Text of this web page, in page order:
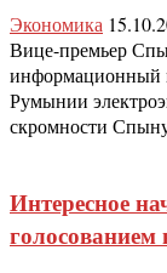
Экономика
Вице-премьер
информационный
Румынии
скромности
Интересное
голосованием